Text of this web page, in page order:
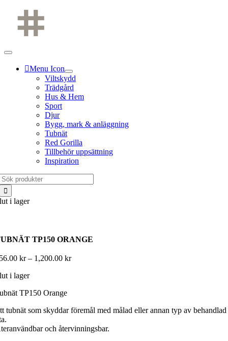
Fortsätt
innehållet
Menu Icon
Viltskydd
Trädgård
Hus & Hem
Sport
Djur
Bygg, mark & anläggning
Tubnät
Red Gorilla
Tillbehör uppsättning
Inspiration
i lager
TP150 ORANGE
kr – 1,200.00krPrisintervall:
i lager
TP150 Orange
tubnät som skyddar föremål med målad eller annan typ av behandlad
och återvinningsbar.